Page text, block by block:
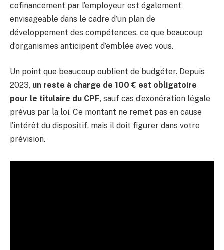
cofinancement par l’employeur est également
envisageable dans le cadre d’un plan de
développement des compétences, ce que beaucoup
d’organismes anticipent d’emblée avec vous.
Un point que beaucoup oublient de budgéter. Depuis
2023, un reste à charge de 100 € est obligatoire
pour le titulaire du CPF, sauf cas d’exonération légale
prévus par la loi. Ce montant ne remet pas en cause
l’intérêt du dispositif, mais il doit figurer dans votre
prévision.